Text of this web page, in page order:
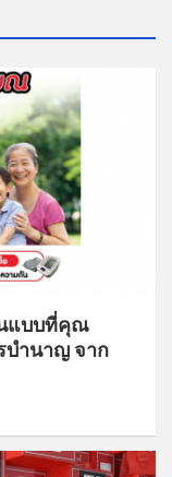
แบบที่คุณ
บำนาญ จาก